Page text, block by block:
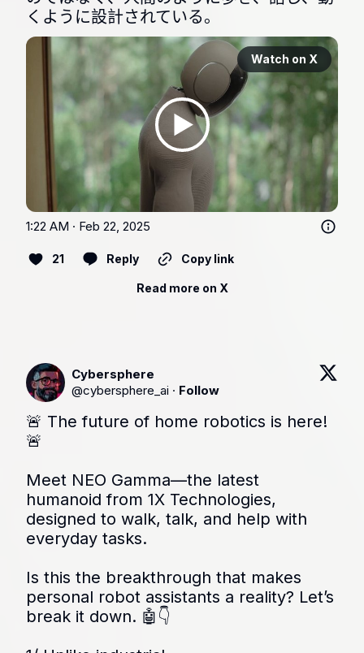
くように設計されている。
Watch on X
1:22 AM · Feb 22, 2025
21 Reply Copy link
Read more on X
Cybersphere
@cybersphere_ai · Follow
🚨 The future of home robotics is here!
🚨
Meet NEO Gamma—the latest
humanoid from 1X Technologies,
designed to walk, talk, and help with
everyday tasks.
Is this the breakthrough that makes
personal robot assistants a reality? Let’s
break it down. 🤖👇